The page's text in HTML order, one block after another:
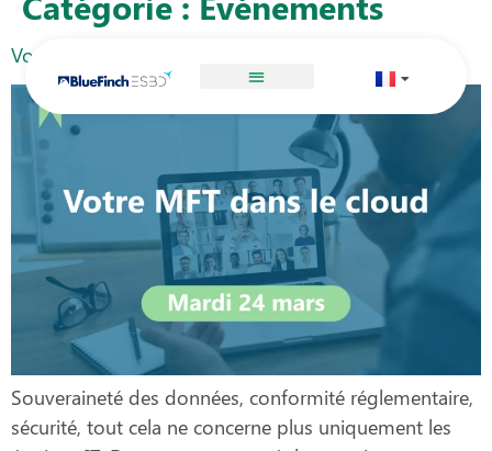
Votre MFT dans le cloud – Introduction à MFTaaS
Souveraineté des données, conformité réglementaire,
sécurité, tout cela ne concerne plus uniquement les